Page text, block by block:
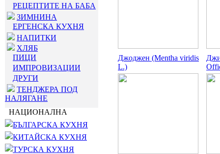
РЕЦЕПТИТЕ НА БАБА
ЗИМНИНА
ЕРГЕНСКА КУХНЯ
НАПИТКИ
ХЛЯБ
ПИЦИ
ИМПРОВИЗАЦИИ
ДРУГИ
ТЕНДЖЕРА ПОД
НАЛЯГАНЕ
НАЦИОНАЛНА
БЪЛГАРСКА КУХНЯ
КИТАЙСКА КУХНЯ
ТУРСКА КУХНЯ
Джоджен (Mentha viridis
L.)